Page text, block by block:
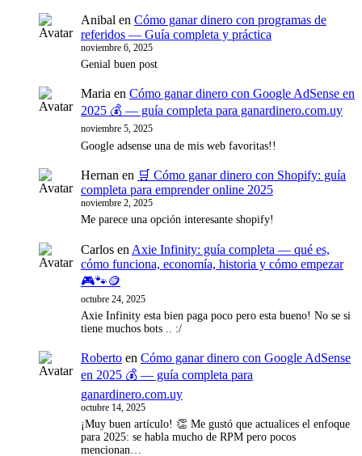
Anibal en Cómo ganar dinero con programas de
referidos — Guía completa y práctica
noviembre 6, 2025
Genial buen post
Maria en Cómo ganar dinero con Google AdSense en
2025 💰 — guía completa para ganardinero.com.uy
noviembre 5, 2025
Google adsense una de mis web favoritas!!
Hernan en 🛒 Cómo ganar dinero con Shopify: guía
completa para emprender online 2025
noviembre 2, 2025
Me parece una opción interesante shopify!
Carlos en Axie Infinity: guía completa — qué es,
cómo funciona, economía, historia y cómo empezar
🎮🐾🪙
octubre 24, 2025
Axie Infinity esta bien paga poco pero esta bueno! No se si
tiene muchos bots .. :/
Roberto en Cómo ganar dinero con Google AdSense
en 2025 💰 — guía completa para
ganardinero.com.uy
octubre 14, 2025
¡Muy buen artículo! 👏 Me gustó que actualices el enfoque
para 2025: se habla mucho de RPM pero pocos
mencionan…